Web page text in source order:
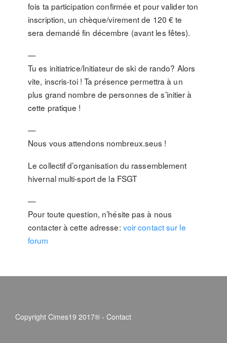
fois ta participation confirmée et pour valider ton
inscription, un chèque/virement de 120 € te
sera demandé fin décembre (avant les fêtes).
—
Tu es initiatrice/Initiateur de ski de rando? Alors
vite, inscris-toi ! Ta présence permettra à un
plus grand nombre de personnes de s’initier à
cette pratique !
—
Nous vous attendons nombreux.seus !
Le collectif d’organisation du rassemblement
hivernal multi-sport de la FSGT
—
Pour toute question, n’hésite pas à nous
contacter à cette adresse: voir contact sur le
forum
Copyright Cimes19 2017® - Contact